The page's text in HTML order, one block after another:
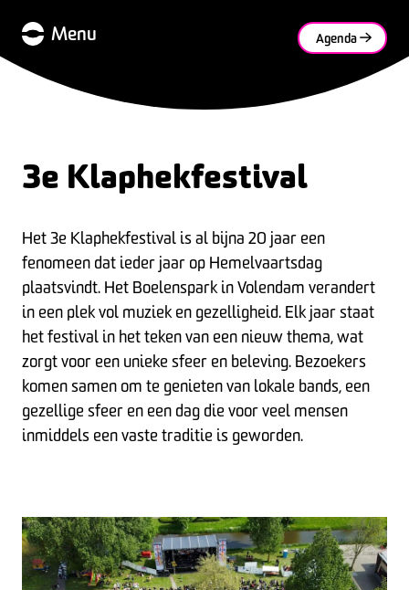
Menu Agenda
3e Klaphekfestival
Het 3e Klaphekfestival is al bijna 20 jaar een
fenomeen dat ieder jaar op Hemelvaartsdag
plaatsvindt. Het Boelenspark in Volendam verandert
in een plek vol muziek en gezelligheid. Elk jaar staat
het festival in het teken van een nieuw thema, wat
zorgt voor een unieke sfeer en beleving. Bezoekers
komen samen om te genieten van lokale bands, een
gezellige sfeer en een dag die voor veel mensen
inmiddels een vaste traditie is geworden.